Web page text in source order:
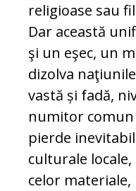
religioase sau
Dar această
şi un eşec, un
dizolva
vastă și fadă,
numitor
pierde
culturale
ce­lor